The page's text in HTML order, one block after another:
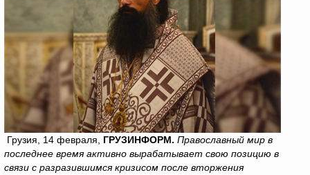
Грузия, 14 февраля, ГРУЗИНФОРМ. Православный мир в
последнее время активно вырабатывает свою позицию в
связи с разразившимся кризисом после вторжения